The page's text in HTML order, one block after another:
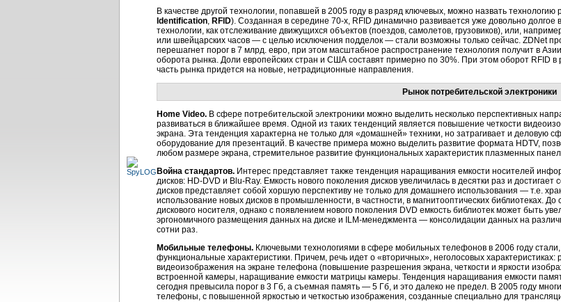
В качестве другой технологии, попавшей в 2005 году в разряд ключевых, можно назвать
Identification, RFID). Созданная в середине 70-х, RFID динамично развивается уже довольно
технологии, как отслеживание движущихся объектов (поездов, самолетов, грузовиков), или,
или швейцарских часов — с целью исключения подделок — стали возможны только сейчас. ZDNet
перешагнет порог в 7 млрд. евро, при этом масштабное распространение технология получит в
оборота рынка. Доли европейских стран и США составят примерно по 30%. При этом оборот RFID
часть рынка придется на новые, нетрадиционные направления.
Рынок потребительской электроники
Home Video. В сфере потребительской электроники можно выделить несколько перспективных
развиваться в ближайшее время. Одной из таких тенденций является повышение четкости
экрана. Эта тенденция характерна не только для «домашней» техники, но затрагивает и
оборудование для презентаций. В качестве примера можно выделить развитие формата HDTV,
любом размере экрана, стремительное развитие функциональных характеристик плазменных
Война стандартов. Интерес представляет также тенденция наращивания емкости носителей
дисков: HD-DVD и Blu-Ray. Емкость нового поколения дисков увеличилась в десятки раз и
дисков представляет собой хоршую перспективу не только для домашнего использования — т.е.
использование новых дисков в промышленности, в частности, в магнитооптических библиотеках. До
дискового носителя, однако с появлением нового поколения DVD емкость библиотек может быть
эргономичного размещения данных на диске и ILM-менеджмента — консолидации данных на
сотни раз.
Мобильные телефоны. Ключевыми технологиями в сфере мобильных телефонов в 2006 году
функциональные характеристики. Причем, речь идет о «вторичных», неголосовых
видеоизображения на экране телефона (повышение разрешения экрана, четкости и яркости
встроенной камеры, наращивание емкости матрицы камеры. Тенденция наращивания емкости
сегодня превысила порог в 3 Гб, а съемная память — 5 Гб, и это далеко не предел. В 2005 году
телефоны, с повышенной яркостью и четкостью изображения, созданные специально для